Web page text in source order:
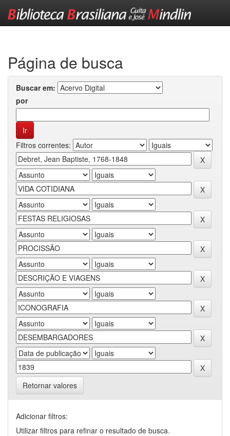
Página de busca
Buscar em:
por
Filtros correntes:
Retornar valores
Adicionar filtros:
Utilizar filtros para refinar o resultado de busca.